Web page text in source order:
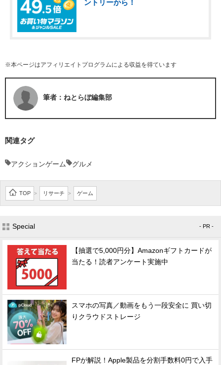
ントリーから！
※本ページはアフィリエイトプログラムによる収益を得ています
筆者：ねとらぼ編集部
関連タグ
アクションゲーム グルメ
TOP > リサーチ > ゲーム
Special - PR -
【抽選で5,000円分】Amazonギフトカードが
当たる！読者アンケート実施中
スマホの写真／動画をもう一段安全に 買い切
りクラウドストレージ
FPが解説！Apple製品を分割手数料0円で入手